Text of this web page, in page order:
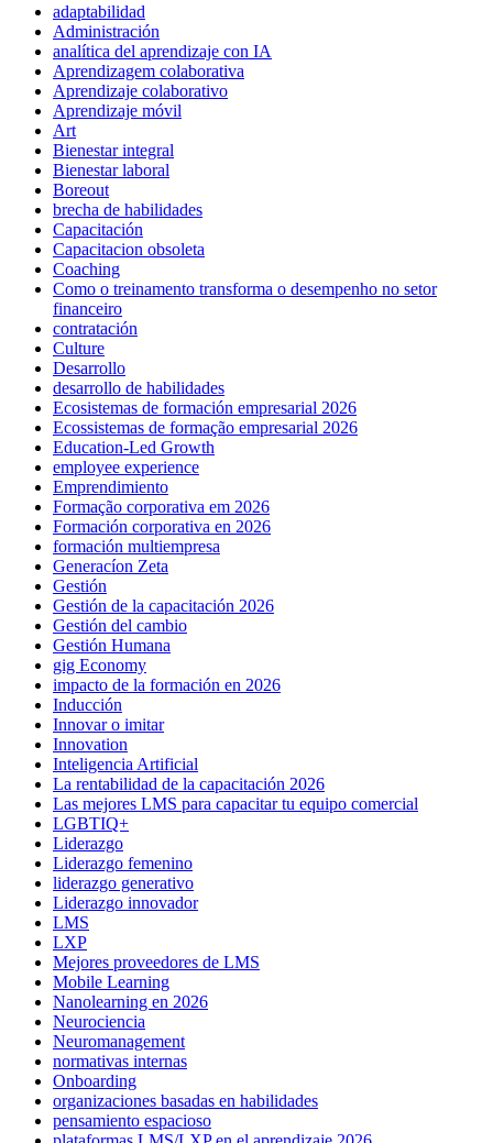
adaptabilidad
Administración
analítica del aprendizaje con IA
Aprendizagem colaborativa
Aprendizaje colaborativo
Aprendizaje móvil
Art
Bienestar integral
Bienestar laboral
Boreout
brecha de habilidades
Capacitación
Capacitacion obsoleta
Coaching
Como o treinamento transforma o desempenho no setor
financeiro
contratación
Culture
Desarrollo
desarrollo de habilidades
Ecosistemas de formación empresarial 2026
Ecossistemas de formação empresarial 2026
Education-Led Growth
employee experience
Emprendimiento
Formação corporativa em 2026
Formación corporativa en 2026
formación multiempresa
Generacíon Zeta
Gestión
Gestión de la capacitación 2026
Gestión del cambio
Gestión Humana
gig Economy
impacto de la formación en 2026
Inducción
Innovar o imitar
Innovation
Inteligencia Artificial
La rentabilidad de la capacitación 2026
Las mejores LMS para capacitar tu equipo comercial
LGBTIQ+
Liderazgo
Liderazgo femenino
liderazgo generativo
Liderazgo innovador
LMS
LXP
Mejores proveedores de LMS
Mobile Learning
Nanolearning en 2026
Neurociencia
Neuromanagement
normativas internas
Onboarding
organizaciones basadas en habilidades
pensamiento espacioso